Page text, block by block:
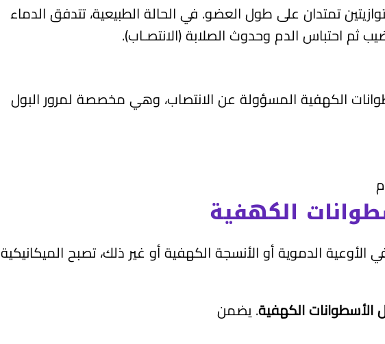
تمتدان على طول العضو. في الحالة الطبيعية، تتدفق الدماء
ثم احتباس الدم وحدوث الصلابة (الانتصـاب).
الكهفية المسؤولة عن الانتصاب، وهي مخصصة لمرور البول
الكهفية
الدموية أو الأنسجة الكهفية ‏أو غير ذلك، تصبح ال‏ميكانيكية
الأسطوانات الكهفية. يضمن